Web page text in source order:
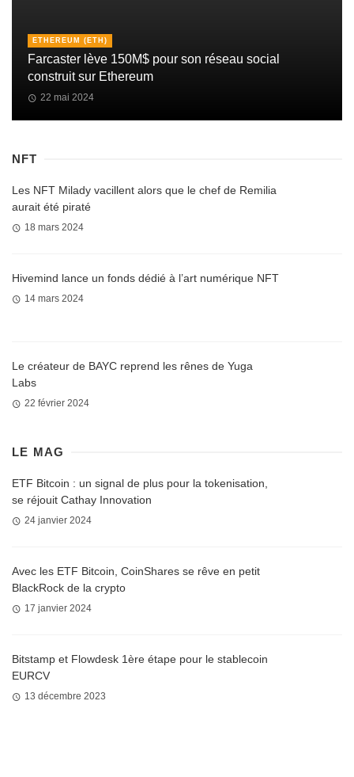
ETHEREUM (ETH)
Farcaster lève 150M$ pour son réseau social
construit sur Ethereum
22 mai 2024
NFT
Les NFT Milady vacillent alors que le chef de Remilia
aurait été piraté
18 mars 2024
Hivemind lance un fonds dédié à l’art numérique NFT
14 mars 2024
Le créateur de BAYC reprend les rênes de Yuga
Labs
22 février 2024
LE MAG
ETF Bitcoin : un signal de plus pour la tokenisation,
se réjouit Cathay Innovation
24 janvier 2024
Avec les ETF Bitcoin, CoinShares se rêve en petit
BlackRock de la crypto
17 janvier 2024
Bitstamp et Flowdesk 1ère étape pour le stablecoin
EURCV
13 décembre 2023